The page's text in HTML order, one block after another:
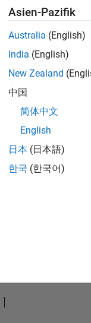
Asien-Pazifik
Australia (English)
India (English)
New Zealand
中国
简体中文
English
日本 (日本語)
한국 (한국어)